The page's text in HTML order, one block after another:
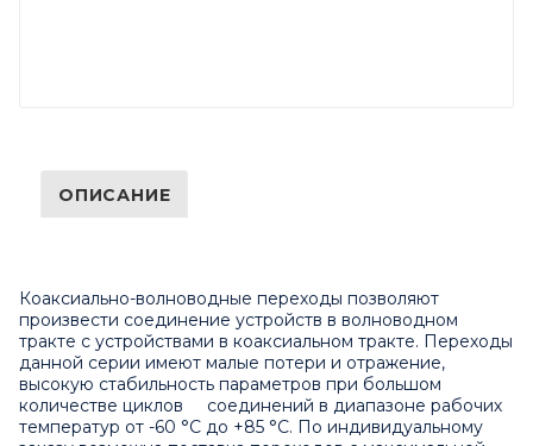
ОПИСАНИЕ
Коаксиально-волноводные переходы позволяют
произвести соединение устройств в волноводном
тракте с устройствами в коаксиальном тракте. Переходы
данной серии имеют малые потери и отражение,
высокую стабильность параметров при большом
количестве циклов соединений в диапазоне рабочих
температур от -60 °C до +85 °C. По индивидуальному